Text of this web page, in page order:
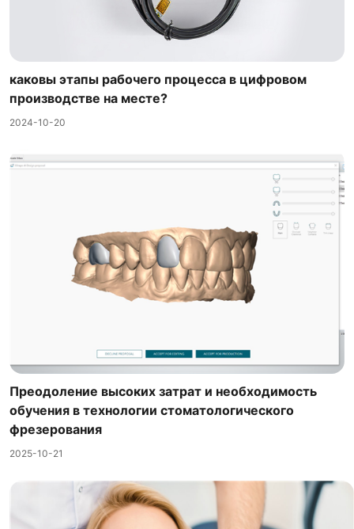
каковы этапы рабочего процесса в цифровом
производстве на месте?
2024-10-20
Преодоление высоких затрат и необходимость
обучения в технологии стоматологического
фрезерования
2025-10-21